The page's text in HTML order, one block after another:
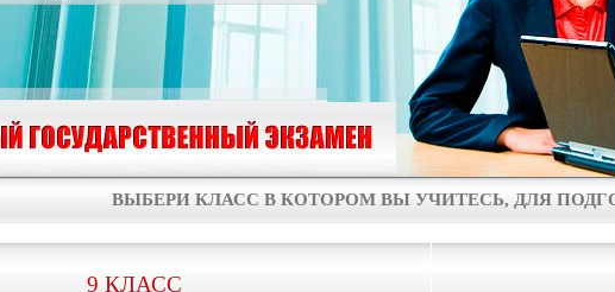
ВЫБЕРИ КЛАСС В КОТОРОМ ВЫ УЧИТЕСЬ, ДЛЯ
9 КЛАСС